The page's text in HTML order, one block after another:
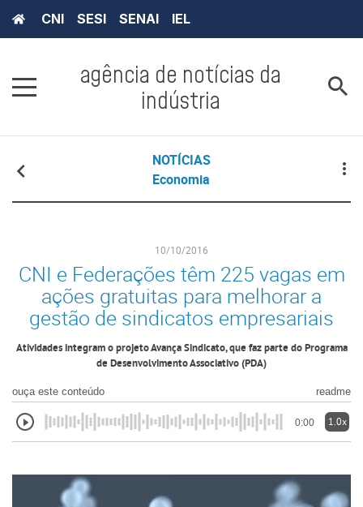
CNI SESI SENAI IEL
agência de notícias da
indústria
NOTÍCIAS
Economia
10/10/2016
CNI e Federações têm 225 vagas em
ações gratuitas para melhorar a
gestão de sindicatos empresariais
Atividades integram o projeto Avança Sindicato, que faz parte do Programa
de Desenvolvimento Associativo (PDA)
ouça este conteúdo readme
0:00 1.0x